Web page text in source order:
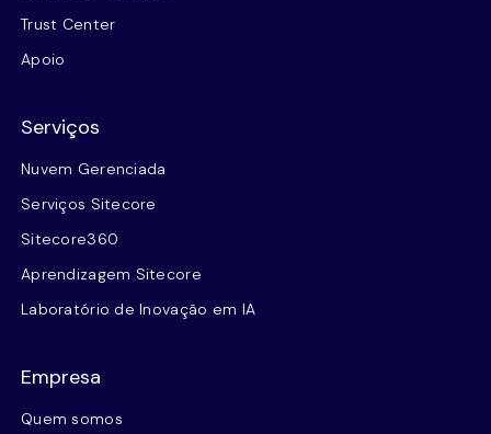
Trust Center
Apoio
Serviços
Nuvem Gerenciada
Serviços Sitecore
Sitecore360
Aprendizagem Sitecore
Laboratório de Inovação em IA
Empresa
Quem somos